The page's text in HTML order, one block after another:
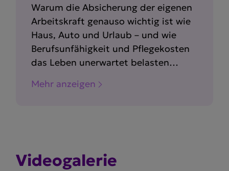
Warum die Absicherung der eigenen
Arbeitskraft genauso wichtig ist wie
Haus, Auto und Urlaub – und wie
Berufsunfähigkeit und Pflegekosten
das Leben unerwartet belasten
Mehr anzeigen
Video­ga­lerie